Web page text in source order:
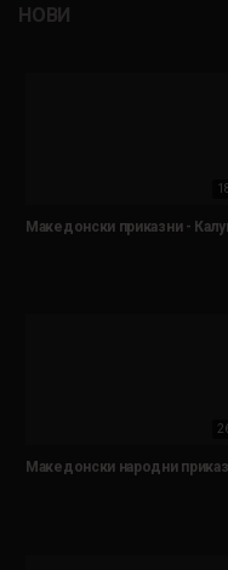
НОВИ
Македонски приказни -
Македонски народни